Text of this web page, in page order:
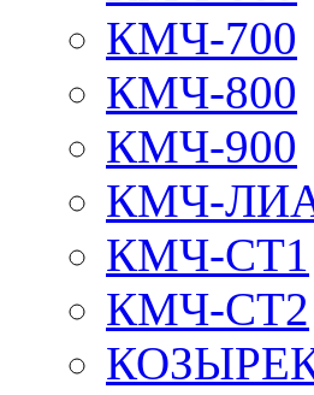
КМЧ-700
КМЧ-800
КМЧ-900
КМЧ-
КМЧ-СТ1
КМЧ-СТ2